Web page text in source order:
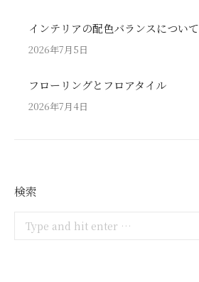
インテリアの配色バランスについて
2026年7月5日
フローリングとフロアタイル
2026年7月4日
検索